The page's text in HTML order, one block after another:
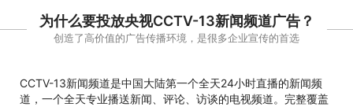
为什么要投放央视CCTV-13新闻频道广告？
创造了高价值的广告传播环境，是很多企业宣传的首选
CCTV-13新闻频道是中国大陆第一个全天24小时直播的新闻频
道，一个全天专业播送新闻、评论、访谈的电视频道。完整覆盖